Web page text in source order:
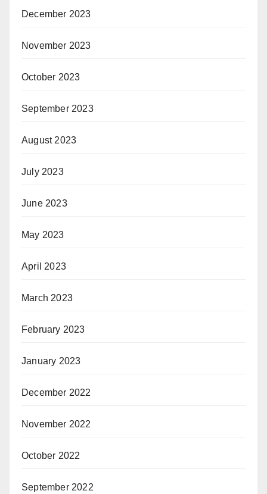
December 2023
November 2023
October 2023
September 2023
August 2023
July 2023
June 2023
May 2023
April 2023
March 2023
February 2023
January 2023
December 2022
November 2022
October 2022
September 2022